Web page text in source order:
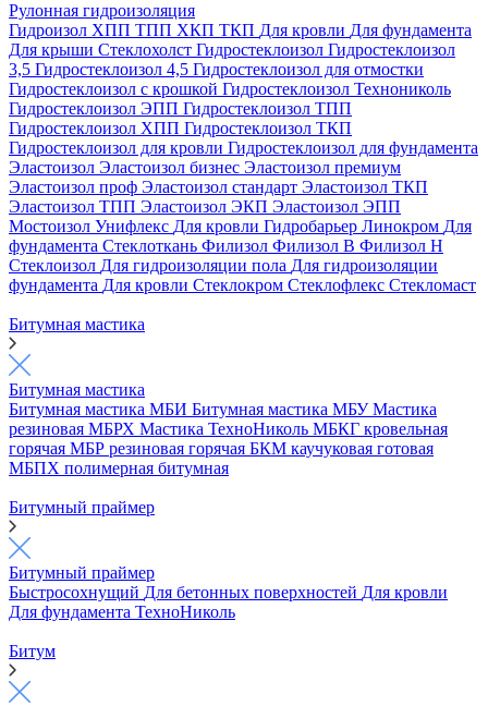
Рулонная гидроизоляция
Гидроизол ХПП ТПП ХКП ТКП Для кровли Для фундамента
Для крыши Стеклохолст Гидростеклоизол Гидростеклоизол
3,5 Гидростеклоизол 4,5 Гидростеклоизол для отмостки
Гидростеклоизол с крошкой Гидростеклоизол Технониколь
Гидростеклоизол ЭПП Гидростеклоизол ТПП
Гидростеклоизол ХПП Гидростеклоизол ТКП
Гидростеклоизол для кровли Гидростеклоизол для фундамента
Эластоизол Эластоизол бизнес Эластоизол премиум
Эластоизол проф Эластоизол стандарт Эластоизол ТКП
Эластоизол ТПП Эластоизол ЭКП Эластоизол ЭПП
Мостоизол Унифлекс Для кровли Гидробарьер Линокром Для
фундамента Стеклоткань Филизол Филизол В Филизол Н
Стеклоизол Для гидроизоляции пола Для гидроизоляции
фундамента Для кровли Стеклокром Стеклофлекс Стекломаст
Битумная мастика
Битумная мастика
Битумная мастика МБИ Битумная мастика МБУМастика
резиновая МБРХ Мастика ТехноНиколь МБКГ кровельная
горячая МБР резиновая горячая БКМ каучуковая готовая
МБПХ полимерная битумная
Битумный праймер
Битумный праймер
Быстросохнущий Для бетонных поверхностей Для кровли
Для фундамента ТехноНиколь
Битум